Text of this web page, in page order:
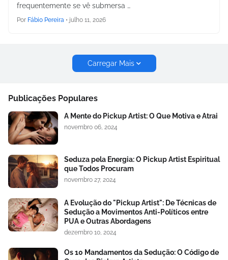
frequentemente se vê submersa …
Por Fábio Pereira • julho 11, 2026
Carregar Mais
Publicações Populares
A Mente do Pickup Artist: O Que Motiva e Atrai
novembro 06, 2024
Seduza pela Energia: O Pickup Artist Espiritual
que Todos Procuram
novembro 27, 2024
A Evolução do "Pickup Artist": De Técnicas de
Sedução a Movimentos Anti-Políticos entre
PUA e Outras Abordagens
dezembro 10, 2024
Os 10 Mandamentos da Sedução: O Código de